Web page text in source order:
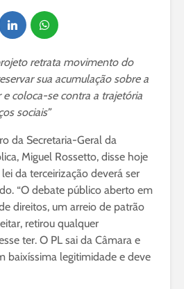
retrata movimento do
sua acumulação sobre a
coloca-se contra a trajetória
sociais”
da Secretaria-Geral da
Miguel Rossetto, disse hoje
da terceirização deverá ser
“O debate público aberto em
direitos, um arreio de patrão
retirou qualquer
ter. O PL sai da Câmara e
baixíssima legitimidade e deve